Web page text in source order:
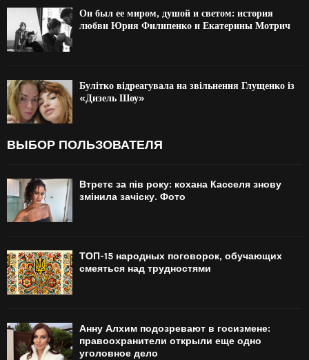
Он был ее миром, душой и светом: история
любви Юрия Филипенко и Екатерины Мотрич
Булітко відреагувала на звільнення Глущенко із
«Дизель Шоу»
ВЫБОР ПОЛЬЗОВАТЕЛЯ
Втретє за пів року: кохана Касселя знову
змінила зачіску. Фото
ТОП-15 народных поговорок, обучающих
смеяться над трудностями
Анну Алхим подозревают в госизмене:
правоохранители открыли еще одно
уголовное дело